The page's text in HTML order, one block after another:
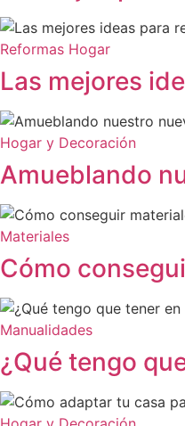
Reformas Hogar
Las mejores
Hogar y Decoración
Amueblando
Materiales
Cómo
Manualidades
¿Qué tengo